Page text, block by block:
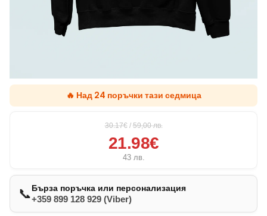
🔥 Над 24 поръчки тази седмица
30.17€ / 59,00лв.
21.98€
43 лв.
📞Бърза поръчка или персонализация
+359 899 128 929 (Viber)